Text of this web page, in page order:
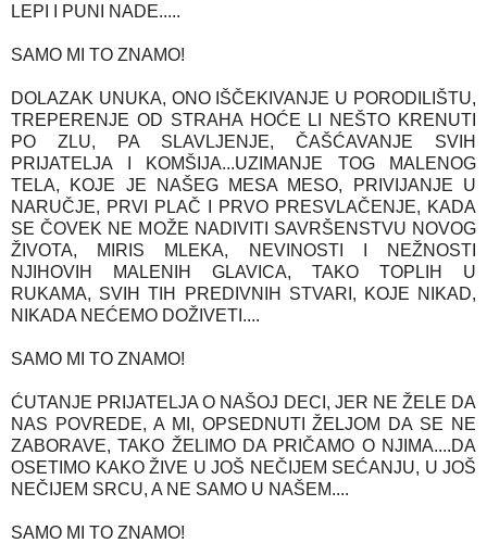
LEPI I PUNI NADE.....
SAMO MI TO ZNAMO!
DOLAZAK UNUKA, ONO IŠČEKIVANJE U PORODILIŠTU,
TREPERENJE OD STRAHA HOĆE LI NEŠTO KRENUTI
PO ZLU, PA SLAVLJENJE, ČAŠĆAVANJE SVIH
PRIJATELJA I KOMŠIJA...UZIMANJE TOG MALENOG
TELA, KOJE JE NAŠEG MESA MESO, PRIVIJANJE U
NARUČJE, PRVI PLAČ I PRVO PRESVLAČENJE, KADA
SE ČOVEK NE MOŽE NADIVITI SAVRŠENSTVU NOVOG
ŽIVOTA, MIRIS MLEKA, NEVINOSTI I NEŽNOSTI
NJIHOVIH MALENIH GLAVICA, TAKO TOPLIH U
RUKAMA, SVIH TIH PREDIVNIH STVARI, KOJE NIKAD,
NIKADA NEĆEMO DOŽIVETI....
SAMO MI TO ZNAMO!
ĆUTANJE PRIJATELJA O NAŠOJ DECI, JER NE ŽELE DA
NAS POVREDE, A MI, OPSEDNUTI ŽELJOM DA SE NE
ZABORAVE, TAKO ŽELIMO DA PRIČAMO O NJIMA....DA
OSETIMO KAKO ŽIVE U JOŠ NEČIJEM SEĆANJU, U JOŠ
NEČIJEM SRCU, A NE SAMO U NAŠEM....
SAMO MI TO ZNAMO!